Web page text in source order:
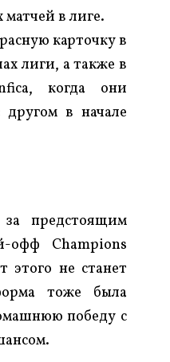
в лиге.
карточку в
лиги, а также в
когда они
другом в начале
предстоящим
офф Champions
этого не станет
тоже была
победу с